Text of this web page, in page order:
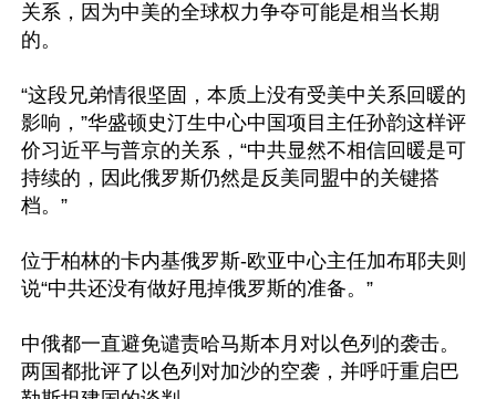
关系，因为中美的全球权力争夺可能是相当长期
的。
“这段兄弟情很坚固，本质上没有受美中关系回暖的
影响，”华盛顿史汀生中心中国项目主任孙韵这样评
价习近平与普京的关系，“中共显然不相信回暖是可
持续的，因此俄罗斯仍然是反美同盟中的关键搭
档。”
位于柏林的卡内基俄罗斯-欧亚中心主任加布耶夫则
说“中共还没有做好甩掉俄罗斯的准备。”
中俄都一直避免谴责哈马斯本月对以色列的袭击。
两国都批评了以色列对加沙的空袭，并呼吁重启巴